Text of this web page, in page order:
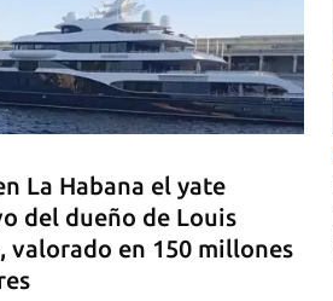
La Habana el yate
del dueño de Louis
valorado en 150 millones